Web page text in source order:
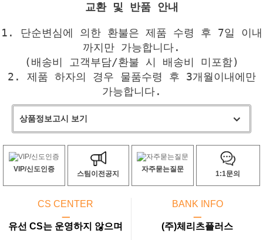
교환 및 반품 안내
1. 단순변심에 의한 환불은 제품 수령 후 7일 이내
까지만 가능합니다.
(배송비 고객부담/환불 시 배송비 미포함)
2. 제품 하자의 경우 물품수령 후 3개월이내에만
가능합니다.
상품정보고시 보기
VIP/신도인증
스팀이전공지
자주묻는질문
1:1문의
CS CENTER
ㅡ
유선 CS는 운영하지 않으며
BANK INFO
ㅡ
(주)체리츠플러스